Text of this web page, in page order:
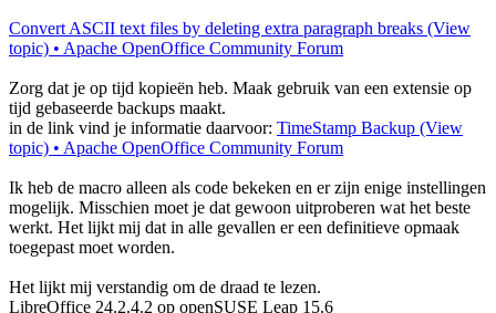
Convert ASCII text files by deleting extra paragraph breaks (View
topic) • Apache OpenOffice Community Forum
Zorg dat je op tijd kopieën heb. Maak gebruik van een extensie op
tijd gebaseerde backups maakt.
in de link vind je informatie daarvoor: TimeStamp Backup (View
topic) • Apache OpenOffice Community Forum
Ik heb de macro alleen als code bekeken en er zijn enige instellingen
mogelijk. Misschien moet je dat gewoon uitproberen wat het beste
werkt. Het lijkt mij dat in alle gevallen er een definitieve opmaak
toegepast moet worden.
Het lijkt mij verstandig om de draad te lezen.
LibreOffice 24.2.4.2 op openSUSE Leap 15.6